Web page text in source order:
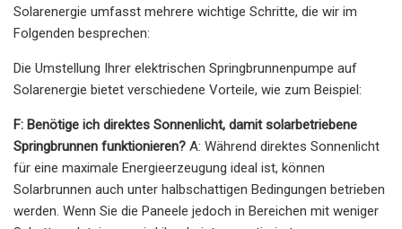
Solarenergie umfasst mehrere wichtige Schritte, die wir im
Folgenden besprechen:
Die Umstellung Ihrer elektrischen Springbrunnenpumpe auf
Solarenergie bietet verschiedene Vorteile, wie zum Beispiel:
F: Benötige ich direktes Sonnenlicht, damit solarbetriebene
Springbrunnen funktionieren? A: Während direktes Sonnenlicht
für eine maximale Energieerzeugung ideal ist, können
Solarbrunnen auch unter halbschattigen Bedingungen betrieben
werden. Wenn Sie die Paneele jedoch in Bereichen mit weniger